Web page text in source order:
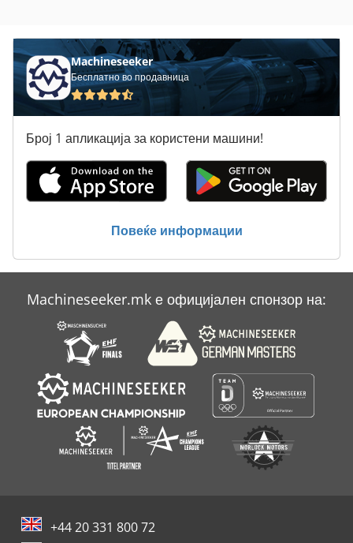
Појас На Возење
Преку Транспортер На Лента
Систем За Подот На Подот
Machineseeker
Бесплатно во продавница
Број 1 апликација за користени машини!
Повеќе информации
Machineseeker.mk е официјален спонзор на:
+44 20 331 800 72